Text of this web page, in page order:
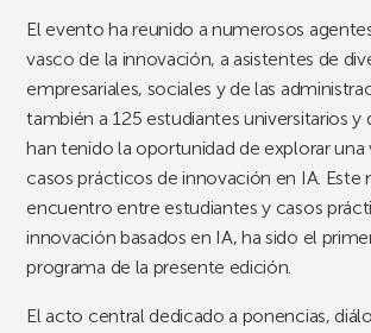
El evento ha reunido a numerosos
vasco de la innovación, a asistentes de
empresariales, sociales y de las
también a 125 estudiantes universitarios y
han tenido la oportunidad de explorar una
casos prácticos de innovación en IA. Este
encuentro entre estudiantes y casos
innovación basados en IA, ha sido el
programa de la presente edición.
El acto central dedicado a ponencias,